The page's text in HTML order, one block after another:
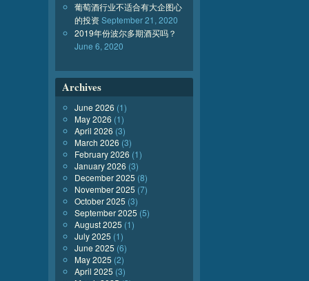
葡萄酒行业不适合有大企图心
的投资September 21, 2020
2019年份波尔多期酒买吗？
June 6, 2020
Archives
June 2026 (1)
May 2026 (1)
April 2026 (3)
March 2026 (3)
February 2026 (1)
January 2026 (3)
December 2025 (8)
November 2025 (7)
October 2025 (3)
September 2025 (5)
August 2025 (1)
July 2025 (1)
June 2025 (6)
May 2025 (2)
April 2025 (3)